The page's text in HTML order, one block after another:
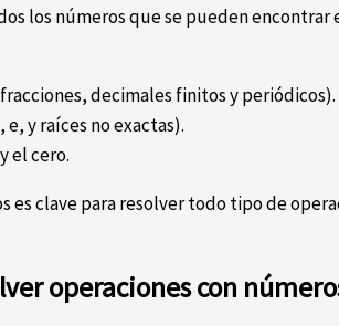
los números que se pueden encontrar
decimales finitos y periódicos).
y raíces no exactas).
el cero.
es clave para resolver todo tipo de
operaciones con